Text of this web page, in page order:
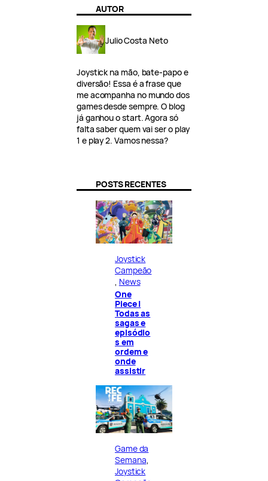
AUTOR
Julio Costa Neto
Joystick na mão, bate-papo e
diversão! Essa é a frase que
me acompanha no mundo dos
games desde sempre. O blog
já ganhou o start. Agora só
falta saber quem vai ser o play
1 e play 2. Vamos nessa?
POSTS RECENTES
Joystick
Campeão
News
One
Piece |
Todas as
sagas e
episódio
s em
ordem e
onde
assistir
Game da
Semana
Joystick